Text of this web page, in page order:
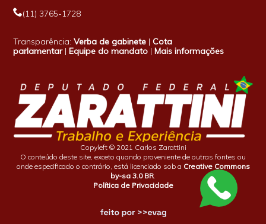
(11) 3765-1728
Transparência:Verba de gabinete |Cota
parlamentar|Equipe do mandato |Mais informações
Copyleft © 2021 Carlos Zarattini
O conteúdo deste site, exceto quando proveniente de outras fontes ou
onde especificado o contrário, está licenciado sob a Creative Commons
by-sa 3.0 BR
Política de Privacidade